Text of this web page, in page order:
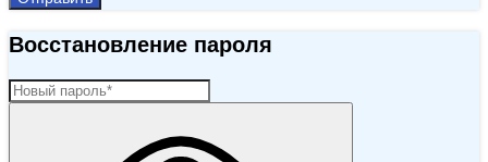
Восстановление пароля